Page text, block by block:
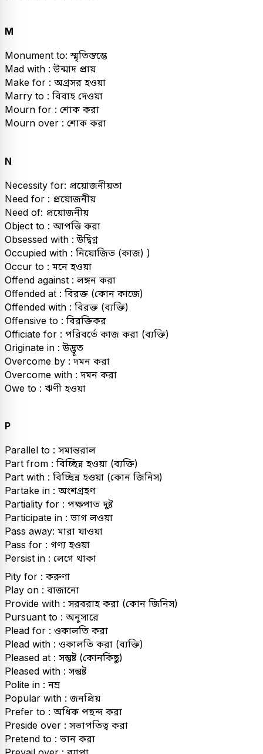
M
Monument to: স্মৃতিস্তম্ভে
Mad with : উন্মাদ প্রায়
Make for : অগ্রসর হওয়া
Marry to : বিবাহ দেওয়া
Mourn for : শোক করা
Mourn over : শোক করা
N
Necessity for: প্রয়োজনীয়তা
Need for : প্রয়োজনীয়
Need of: প্রয়োজনীয়
Object to : আপত্তি করা
Obsessed with : উদ্বিগ্ন
Occupied with : নিয়োজিত (কাজ) )
Occur to : মনে হওয়া
Offend against : লঙ্গন করা
Offended at : বিরক্ত (কোন কাজে)
Offended with : বিরক্ত (ব্যক্তি)
Offensive to : বিরক্তিকর
Officiate for : পরিবর্তে কাজ করা (ব্যক্তি)
Originate in : উদ্ভূত
Overcome by : দমন করা
Overcome with : দমন করা
Owe to : ঋণী হওয়া
P
Parallel to : সমান্তরাল
Part from : বিচ্ছিন্ন হওয়া (ব্যক্তি)
Part with : বিচ্ছিন্ন হওয়া (কোন জিনিস)
Partake in : অংশগ্রহণ
Partiality for : পক্ষপাত দুষ্ট
Participate in : ভাগ লওয়া
Pass away: মারা যাওয়া
Pass for : গণ্য হওয়া
Persist in : লেগে থাকা
Pity for : করুণা
Play on : বাজানো
Provide with : সরবরাহ করা (কোন জিনিস)
Pursuant to : অনুসারে
Plead for : ওকালতি করা
Plead with : ওকালতি করা (ব্যক্তি)
Pleased at : সন্তুষ্ট (কোনকিছু)
Pleased with : সন্তুষ্ট
Polite in : নম্র
Popular with : জনপ্রিয়
Prefer to : অধিক পছন্দ করা
Preside over : সভাপতিত্ব করা
Pretend to : ভান করা